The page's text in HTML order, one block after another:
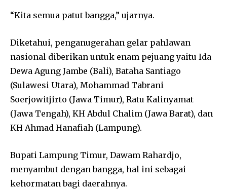
“Kita semua patut bangga,” ujarnya.
Diketahui, penganugerahan gelar pahlawan
nasional diberikan untuk enam pejuang yaitu Ida
Dewa Agung Jambe (Bali), Bataha Santiago
(Sulawesi Utara), Mohammad Tabrani
Soerjowitjirto (Jawa Timur), Ratu Kalinyamat
(Jawa Tengah), KH Abdul Chalim (Jawa Barat), dan
KH Ahmad Hanafiah (Lampung).
Bupati Lampung Timur, Dawam Rahardjo,
menyambut dengan bangga, hal ini sebagai
kehormatan bagi daerahnya.